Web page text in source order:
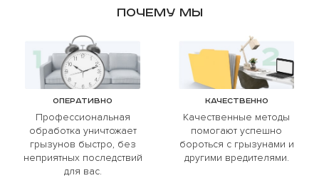
Почему мы
Оперативно
Профессиональная
обработка уничтожает
грызунов быстро, без
неприятных последствий
для вас.
Качественно
Качественные методы
помогают успешно
бороться с грызунами и
другими вредителями.